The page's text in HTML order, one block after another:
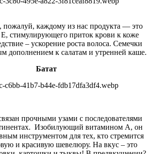
пожалуй, каждому из нас продукта — это
стимулирующего приток крови к коже
– ускорение роста волоса. Семечки
дополнением к салатам и утренней каше.
Батат
прочными узами с последователями
Изобилующий витамином A, он
инструментом для тех, кто стремится
и красивую шевелюру. На вкус – это